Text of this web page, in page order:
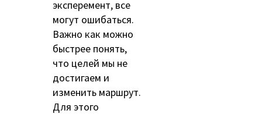
эксперемент, все
могут ошибаться.
Важно как можно
быстрее понять,
что целей мы не
достигаем и
изменить маршрут.
Для этого